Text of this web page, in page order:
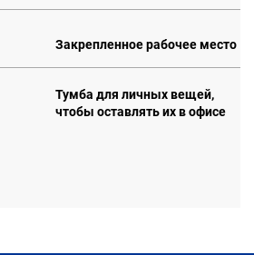
Закрепленное рабочее место
Тумба для личных вещей,
чтобы оставлять их в офисе